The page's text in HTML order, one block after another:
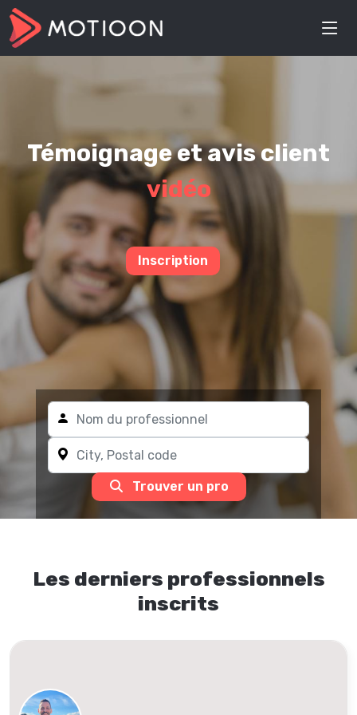
Témoignage et avis client
vidéo
Inscription
Trouver un pro
Les derniers professionnels
inscrits